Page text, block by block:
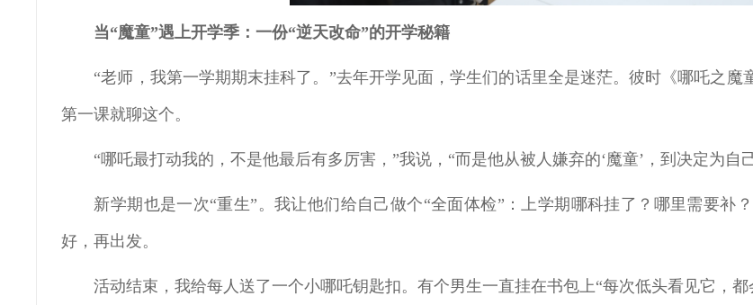
当“魔童”遇上开学季：一份“逆天改命”的开学秘籍
“老师，我第一学期期末挂科了。”去年开学见面，学生们的话里全是迷茫。彼时《哪吒之
第一课就聊这个。
“哪吒最打动我的，不是他最后有多厉害，”我说，“而是他从被人嫌弃的‘魔童’，到决定为
新学期也是一次“重生”。我让他们给自己做个“全面体检”：上学期哪科挂了？哪里需要
好，再出发。
活动结束，我给每人送了一个小哪吒钥匙扣。有个男生一直挂在书包上“每次低头看见它，